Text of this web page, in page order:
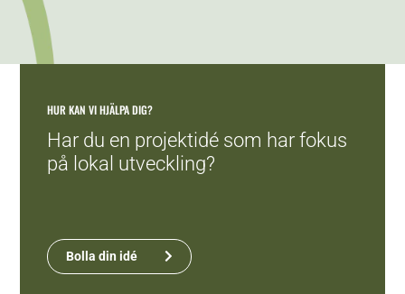
HUR KAN VI HJÄLPA DIG?
Har du en projektidé som har fokus
på lokal utveckling?
Bolla din idé